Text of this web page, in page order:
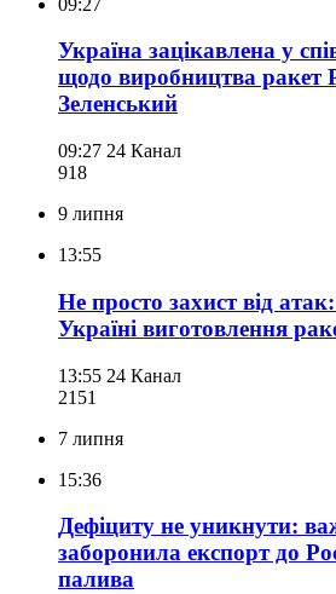
Україна зацікавлена у
щодо виробництва ракет
Зеленський
09:27 24 Канал
918
9 липня
13:55
Не просто захист від
Україні виготовлення
13:55 24 Канал
2151
7 липня
15:36
Дефіциту не уникнути:
заборонила експорт до
палива